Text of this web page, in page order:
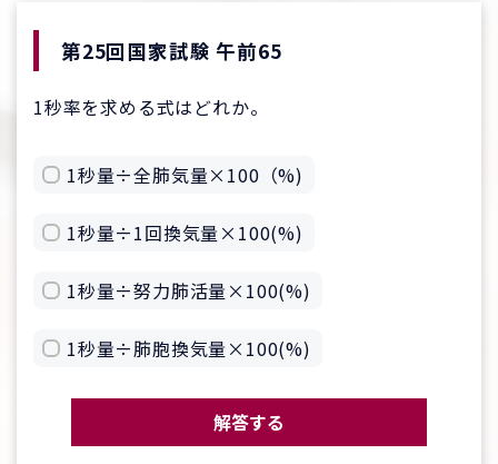
第25回国家試験 午前65
1秒率を求める式はどれか。
1秒量÷全肺気量×100（%)
1秒量÷1回換気量×100(%)
1秒量÷努力肺活量×100(%)
1秒量÷肺胞換気量×100(%)
解答する